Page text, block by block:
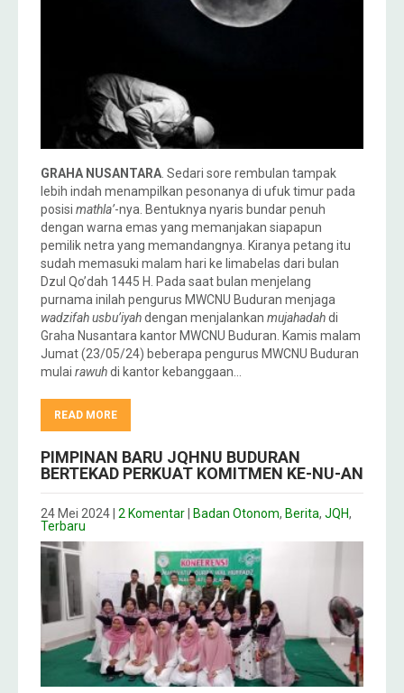
GRAHA NUSANTARA . Sedari sore rembulan tampak
lebih indah menampilkan pesonanya di ufuk timur pada
posisi mathla’-nya. Bentuknya nyaris bundar penuh
dengan warna emas yang memanjakan siapapun
pemilik netra yang memandangnya. Kiranya petang itu
sudah memasuki malam hari ke limabelas dari bulan
Dzul Qo’dah 1445 H. Pada saat bulan menjelang
purnama inilah pengurus MWCNU Buduran menjaga
wadzifah usbu’iyahdengan menjalankan mujahadahdi
Graha Nusantara kantor MWCNU Buduran. Kamis malam
Jumat (23/05/24) beberapa pengurus MWCNU Buduran
mulai rawuhdi kantor kebanggaan…
READ MORE
PIMPINAN BARU JQHNU BUDURAN
BERTEKAD PERKUAT KOMITMEN KE-NU-AN
24 Mei 2024 2 Komentar Badan Otonom, Berita, JQH,
Terbaru